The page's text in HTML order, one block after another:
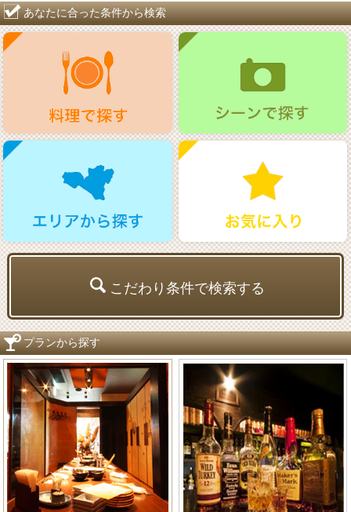
あなたに合った条件から検索
こだわり条件で検索する
プランから探す